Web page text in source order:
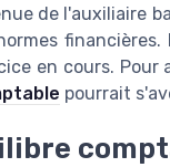
de l'auxiliaire
en cours. Pour
pourrait